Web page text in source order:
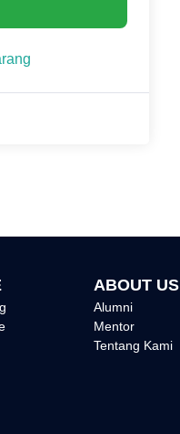
ABOUT US
Alumni
Mentor
Tentang Kami